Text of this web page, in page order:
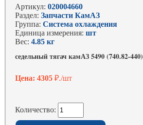
Артикул:020004660
Раздел:Запчасти КамАЗ
Группа:Система охлаждения
Единица измерения:шт
Вес:4.85 кг
седельный тягач камАЗ 5490 (740.82-440)
Цена: 4305₽./шт
Количество: